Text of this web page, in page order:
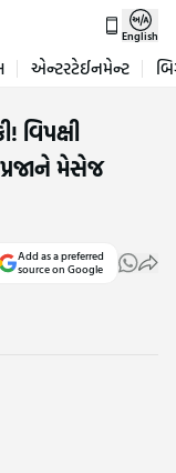
English
એન્ટરટેઈનમેન્ટ
વિપક્ષી
મેસેજ
Add as a preferred
source on Google